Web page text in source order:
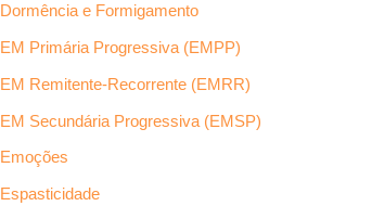
Dormência e Formigamento
EM Primária Progressiva (EMPP)
EM Remitente-Recorrente (EMRR)
EM Secundária Progressiva (EMSP)
Emoções
Espasticidade